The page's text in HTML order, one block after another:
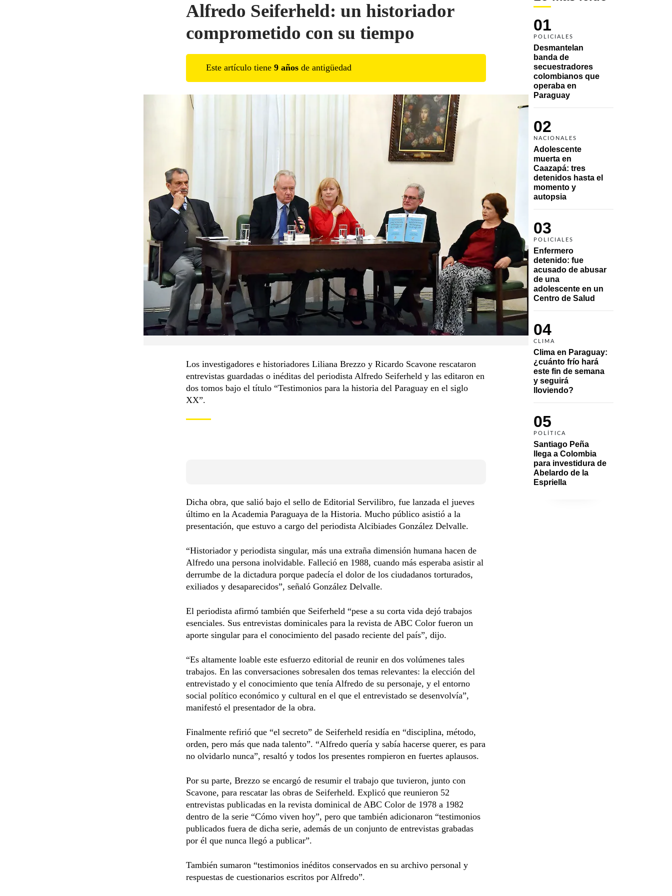
01
POLICIALES
Desmantelan
banda de
secuestradores
colombianos que
operaba en
Paraguay
02
NACIONALES
Adolescente
muerta en
Caazapá: tres
detenidos hasta el
momento y
autopsia
03
POLICIALES
Enfermero
detenido: fue
acusado de abusar
de una
adolescente en un
Centro de Salud
04
CLIMA
Clima en Paraguay:
¿cuánto frío hará
este fin de semana
y seguirá
lloviendo?
05
POLÍTICA
Santiago Peña
llega a Colombia
para investidura de
Abelardo de la
Espriella
Alfredo Seiferheld: un historiador
comprometido con su tiempo
Este artículo tiene 9 años de antigüedad
Los investigadores e historiadores Liliana Brezzo y Ricardo Scavone rescataron
entrevistas guardadas o inéditas del periodista Alfredo Seiferheld y las editaron en
dos tomos bajo el título “Testimonios para la historia del Paraguay en el siglo
XX”.
Dicha obra, que salió bajo el sello de Editorial Servilibro, fue lanzada el jueves
último en la Academia Paraguaya de la Historia. Mucho público asistió a la
presentación, que estuvo a cargo del periodista Alcibiades González Delvalle.
“Historiador y periodista singular, más una extraña dimensión humana hacen de
Alfredo una persona inolvidable. Falleció en 1988, cuando más esperaba asistir al
derrumbe de la dictadura porque padecía el dolor de los ciudadanos torturados,
exiliados y desaparecidos”, señaló González Delvalle.
El periodista afirmó también que Seiferheld “pese a su corta vida dejó trabajos
esenciales. Sus entrevistas dominicales para la revista de ABC Color fueron un
aporte singular para el conocimiento del pasado reciente del país”, dijo.
“Es altamente loable este esfuerzo editorial de reunir en dos volúmenes tales
trabajos. En las conversaciones sobresalen dos temas relevantes: la elección del
entrevistado y el conocimiento que tenía Alfredo de su personaje, y el entorno
social político económico y cultural en el que el entrevistado se desenvolvía”,
manifestó el presentador de la obra.
Finalmente refirió que “el secreto” de Seiferheld residía en “disciplina, método,
orden, pero más que nada talento”. “Alfredo quería y sabía hacerse querer, es para
no olvidarlo nunca”, resaltó y todos los presentes rompieron en fuertes aplausos.
Por su parte, Brezzo se encargó de resumir el trabajo que tuvieron, junto con
Scavone, para rescatar las obras de Seiferheld. Explicó que reunieron 52
entrevistas publicadas en la revista dominical de ABC Color de 1978 a 1982
dentro de la serie “Cómo viven hoy”, pero que también adicionaron “testimonios
publicados fuera de dicha serie, además de un conjunto de entrevistas grabadas
por él que nunca llegó a publicar”.
También sumaron “testimonios inéditos conservados en su archivo personal y
respuestas de cuestionarios escritos por Alfredo”.